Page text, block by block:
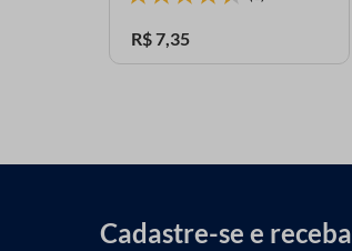
R$7,35
Cadastre-se e receba